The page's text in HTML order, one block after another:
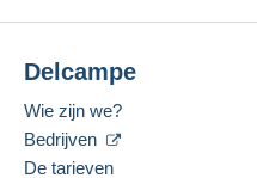
Delcampe
Wie zijn we?
Bedrijven
De tarieven